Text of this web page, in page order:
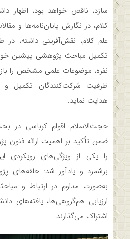
سازد، ناقص خواهد بود، اظهار
کلام، در نگارش پایان‌نامه‌ها و
علم کلام، نقش‌آفرینی داشته‌،
نفره، موضوعات علمی مشخص را باز
ظرفیت شرکت‌کنندگان تکمیل و
هدایت نماید.
حجت‌الاسلام اقوام کرباسی در
ضمن تأکید بر اهمیت ارائه
را یکی از ویژگی‌های رویکردی
برشمرد و یادآور شد: حلقه‌های
به‌صورت مداوم در ارتباط و
ارزیابی‌ هم‌گروهی‌ها، یافته‌های
اشتراک می‌گذارند.